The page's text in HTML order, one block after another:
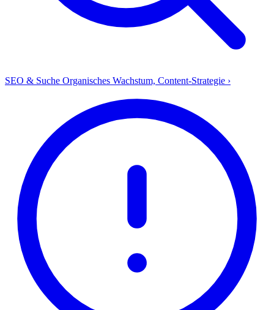
SEO & Suche Organisches Wachstum, Content-Strategie ›